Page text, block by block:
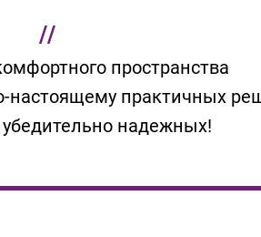
//
пространства
настоящему практичных
надежных!